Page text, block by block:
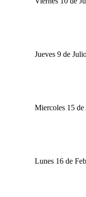
Jueves 9 de
Miercoles 15
Lunes 16 de